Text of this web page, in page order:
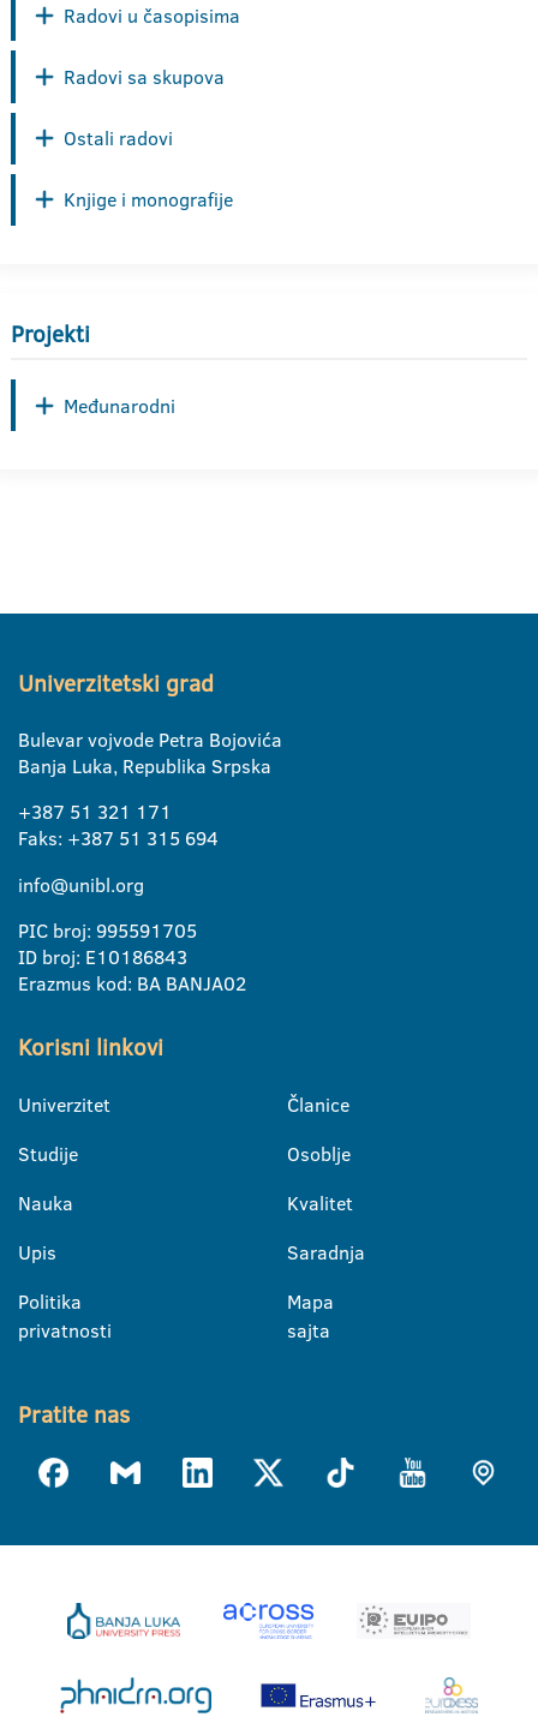
Radovi u časopisima
Radovi sa skupova
Ostali radovi
Knjige i monografije
Projekti
Međunarodni
Univerzitetski grad
Bulevar vojvode Petra Bojovića
Banja Luka, Republika Srpska
+387 51 321 171
Faks: +387 51 315 694
info@unibl.org
PIC broj: 995591705
ID broj: E10186843
Erazmus kod: BA BANJA02
Korisni linkovi
Univerzitet
Studije
Nauka
Upis
Politika
privatnosti
Članice
Osoblje
Kvalitet
Saradnja
Mapa
sajta
Pratite nas